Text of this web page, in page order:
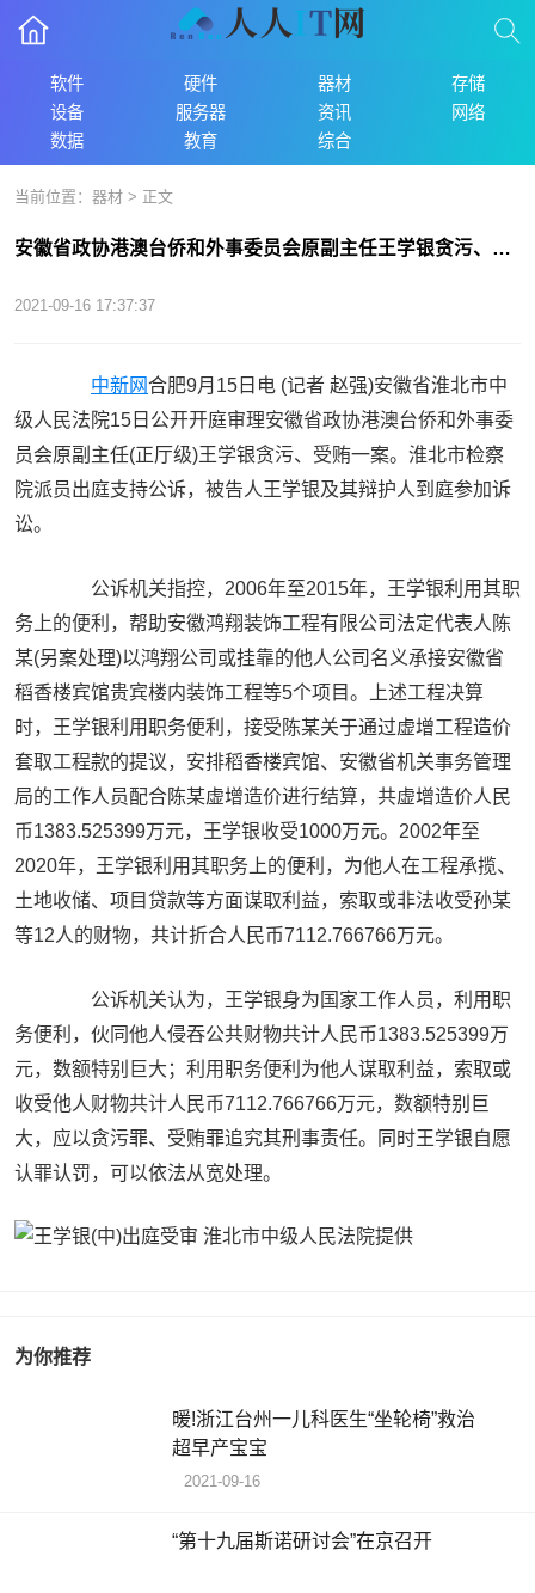
软件 硬件 器材
存储
设备
服务器 资讯
网络
数据
教育 综合
当前位置： 器材 > 正文
安徽省政协港澳台侨和外事委员会原副主任王学银贪污、受贿案一审开庭
2021-09-16 17:37:37
中新网合肥9月15日电 (记者 赵强)安徽省淮北市中
级人民法院15日公开开庭审理安徽省政协港澳台侨和外事委
员会原副主任(正厅级)王学银贪污、受贿一案。淮北市检察
院派员出庭支持公诉，被告人王学银及其辩护人到庭参加诉
讼。
公诉机关指控，2006年至2015年，王学银利用其职
务上的便利，帮助安徽鸿翔装饰工程有限公司法定代表人陈
某(另案处理)以鸿翔公司或挂靠的他人公司名义承接安徽省
稻香楼宾馆贵宾楼内装饰工程等5个项目。上述工程决算
时，王学银利用职务便利，接受陈某关于通过虚增工程造价
套取工程款的提议，安排稻香楼宾馆、安徽省机关事务管理
局的工作人员配合陈某虚增造价进行结算，共虚增造价人民
币1383.525399万元，王学银收受1000万元。2002年至
2020年，王学银利用其职务上的便利，为他人在工程承揽、
土地收储、项目贷款等方面谋取利益，索取或非法收受孙某
等12人的财物，共计折合人民币7112.766766万元。
公诉机关认为，王学银身为国家工作人员，利用职
务便利，伙同他人侵吞公共财物共计人民币1383.525399万
元，数额特别巨大；利用职务便利为他人谋取利益，索取或
收受他人财物共计人民币7112.766766万元，数额特别巨
大，应以贪污罪、受贿罪追究其刑事责任。同时王学银自愿
认罪认罚，可以依法从宽处理。
为你推荐
暖!浙江台州一儿科医生“坐轮椅”救治
超早产宝宝
2021-09-16
“第十九届斯诺研讨会”在京召开